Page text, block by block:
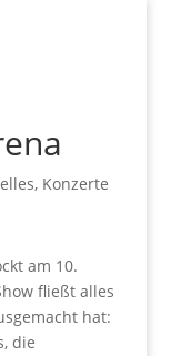
, Konzerte
am 10.
fließt alles
hat:
die